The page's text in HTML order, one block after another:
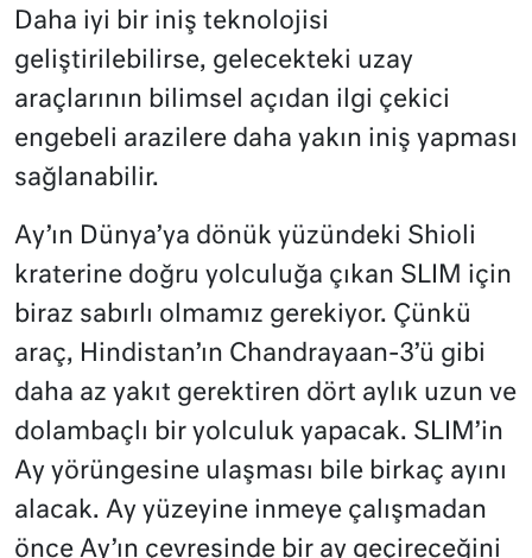
Daha iyi bir iniş teknolojisi
geliştirilebilirse, gelecekteki uzay
araçlarının bilimsel açıdan ilgi çekici
engebeli arazilere daha yakın iniş yapması
sağlanabilir.
Ay’ın Dünya’ya dönük yüzündeki Shioli
kraterine doğru yolculuğa çıkan SLIM için
biraz sabırlı olmamız gerekiyor. Çünkü
araç, Hindistan’ın Chandrayaan-3’ü gibi
daha az yakıt gerektiren dört aylık uzun ve
dolambaçlı bir yolculuk yapacak. SLIM’in
Ay yörüngesine ulaşması bile birkaç ayını
alacak. Ay yüzeyine inmeye çalışmadan
önce Ay’ın çevresinde bir ay geçireceğini